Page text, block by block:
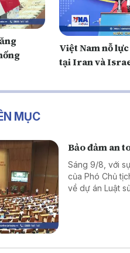
Việt N am nỗ
tại Iran và
MỤC
Bảo đảm an
Sáng 9/8, với
của Phó Chủ
về dự án Luật